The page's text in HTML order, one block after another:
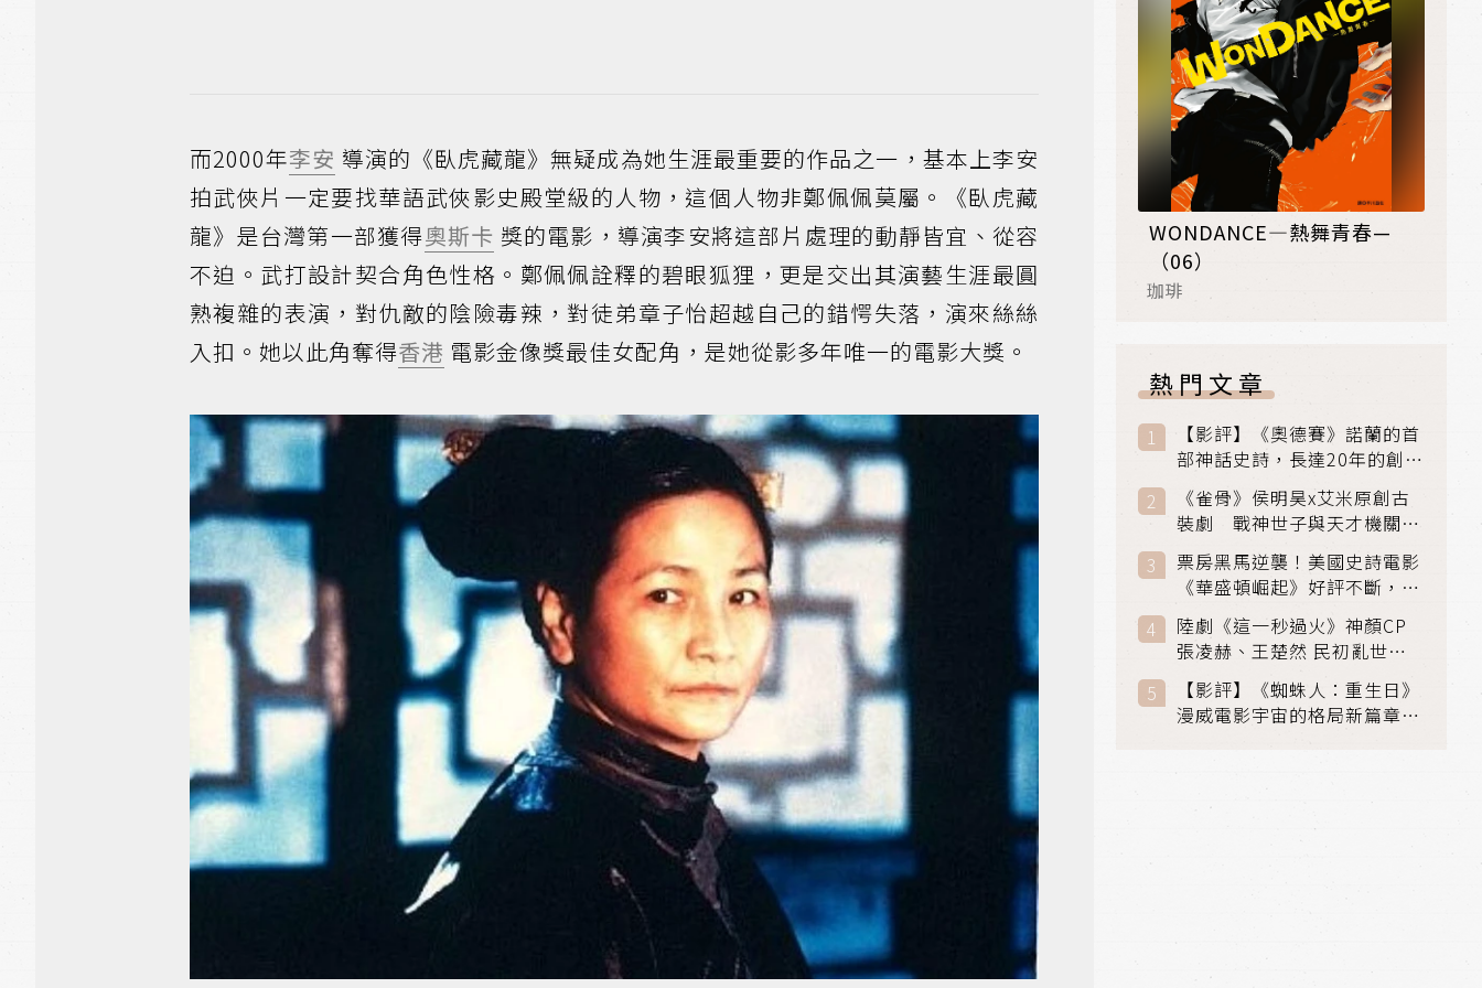
而2000年李安 導演的《臥虎藏龍》無疑成為她生涯最重要的作品之一，基本上李安
拍武俠片一定要找華語武俠影史殿堂級的人物，這個人物非鄭佩佩莫屬。《臥虎藏
龍》是台灣第一部獲得奧斯卡 獎的電影，導演李安將這部片處理的動靜皆宜、從容
不迫。武打設計契合角色性格。鄭佩佩詮釋的碧眼狐狸，更是交出其演藝生涯最圓
熟複雜的表演，對仇敵的陰險毒辣，對徒弟章子怡超越自己的錯愕失落，演來絲絲
入扣。她以此角奪得香港 電影金像獎最佳女配角，是她從影多年唯一的電影大獎。
WONDANCE—熱舞青春—
（06）
珈琲
熱門文章
【影評】《奧德賽》諾蘭的首
部神話史詩，長達20年的創傷
與贖罪之旅
《雀骨》侯明昊x艾米原創古
裝劇 戰神世子與天才機關師
聯手攻克身世之謎
票房黑馬逆襲！美國史詩電影
《華盛頓崛起》好評不斷，輾
壓《玩具總動員5》、《超少
女》
陸劇《這一秒過火》神顏CP
張凌赫、王楚然 民初亂世、
家仇國難也要大談禁忌叔嫂戀
【影評】《蜘蛛人：重生日》
漫威電影宇宙的格局新篇章，